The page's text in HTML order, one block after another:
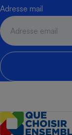
Adresse mail